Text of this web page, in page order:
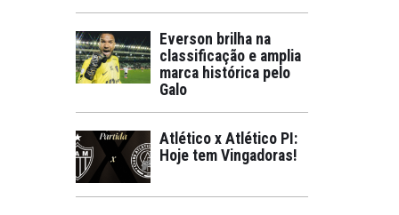
Everson brilha na
classificação e amplia
marca histórica pelo
Galo
Atlético x Atlético PI:
Hoje tem Vingadoras!